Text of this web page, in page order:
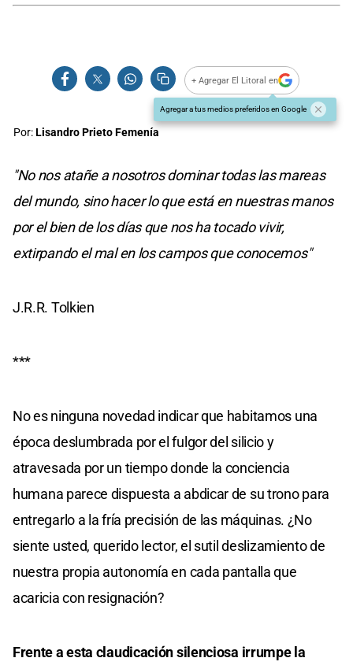
+ Agregar El Litoral en
Agregar a tus medios preferidos en Google
Por:Lisandro Prieto Femenía
"No nos atañe a nosotros dominar todas las mareas
del mundo, sino hacer lo que está en nuestras manos
por el bien de los días que nos ha tocado vivir,
extirpando el mal en los campos que conocemos"
J.R.R. Tolkien
***
No es ninguna novedad indicar que habitamos una
época deslumbrada por el fulgor del silicio y
atravesada por un tiempo donde la conciencia
humana parece dispuesta a abdicar de su trono para
entregarlo a la fría precisión de las máquinas. ¿No
siente usted, querido lector, el sutil deslizamiento de
nuestra propia autonomía en cada pantalla que
acaricia con resignación?
Frente a esta claudicación silenciosa irrumpe la